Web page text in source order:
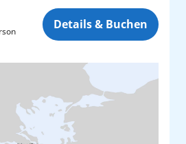
Details & Buchen